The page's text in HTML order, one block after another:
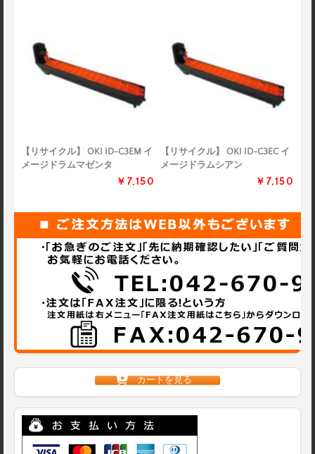
【リサイクル】 OKI ID-C3EM イ
メージドラムマゼンタ
￥7,150
【リサイクル】 OKI ID-C3EC イ
メージドラムシアン
￥7,150
カートを見る